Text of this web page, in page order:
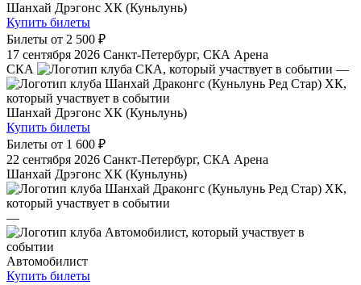
Шанхай Дрэгонс ХК (Куньлунь)
Купить билеты
Билеты от 2 500 ₽
17 сентября 2026 Санкт-Петербург, СКА Арена
СКА
—
Шанхай Дрэгонс ХК (Куньлунь)
Купить билеты
Билеты от 1 600 ₽
22 сентября 2026 Санкт-Петербург, СКА Арена
Шанхай Дрэгонс ХК (Куньлунь)
—
Автомобилист
Купить билеты